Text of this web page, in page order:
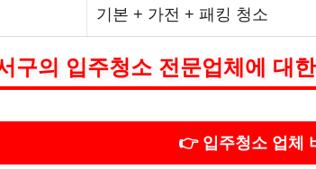
기본 + 가전 + 패킹 청소
구의 입주청소 전문업체에 대
👉 입주청소 업체